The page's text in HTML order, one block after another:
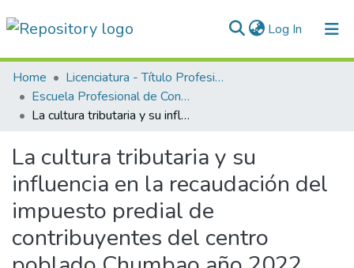
Log In (current)
Communities & Collections
All of DSpace
Normativas
Home
Licenciatura - Título Profesional
Escuela Profesional de Contabilidad
La cultura tributaria y su influencia en la recaudación del impuesto predial de contribuyentes del centro poblado Chumbao año 2022
La cultura tributaria y su
influencia en la recaudación del
impuesto predial de
contribuyentes del centro